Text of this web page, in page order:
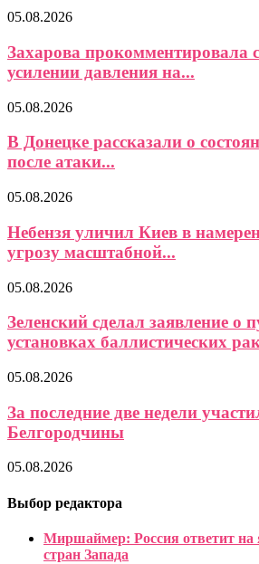
05.08.2026
Захарова прокомментировала
усилении давления на...
05.08.2026
В Донецке рассказали о
после атаки...
05.08.2026
Небензя уличил Киев в
угрозу масштабной...
05.08.2026
Зеленский сделал заявление о
установках баллистических
05.08.2026
За последние две недели
Белгородчины
05.08.2026
Выбор редактора
Миршаймер: Россия ответит на
стран Запада